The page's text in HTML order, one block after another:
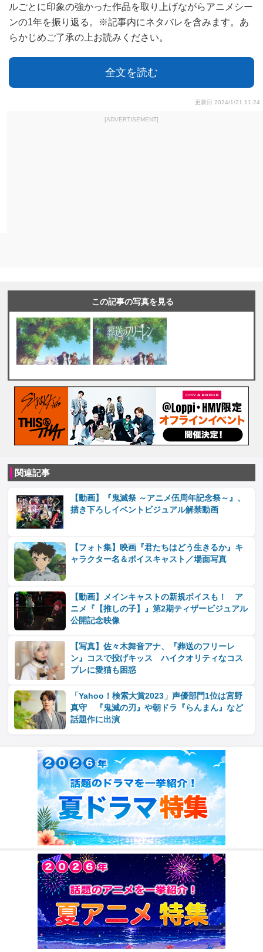
ルごとに印象の強かった作品を取り上げながらアニメシー
ンの1年を振り返る。※記事内にネタバレを含みます。あ
らかじめご了承の上お読みください。
全文を読む
更新日 2024/1/21 11:24
[ADVERTISEMENT]
この記事の写真を見る
関連記事
【動画】『鬼滅祭 ～アニメ伍周年記念祭～』、
描き下ろしイベントビジュアル解禁動画
【フォト集】映画『君たちはどう生きるか』キ
ャラクター名＆ボイスキャスト／場面写真
【動画】メインキャストの新規ボイスも！ ア
ニメ『【推しの子】』第2期ティザービジュアル
公開記念映像
【写真】佐々木舞音アナ、『葬送のフリーレ
ン』コスで投げキッス ハイクオリティなコス
プレに愛猫も困惑
「Yahoo！検索大賞2023」声優部門1位は宮野
真守 『鬼滅の刃』や朝ドラ『らんまん』など
話題作に出演